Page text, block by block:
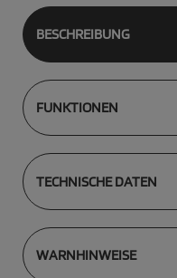
BESCHREIBUNG
FUNKTIONEN
TECHNISCHE DATEN
WARNHINWEISE